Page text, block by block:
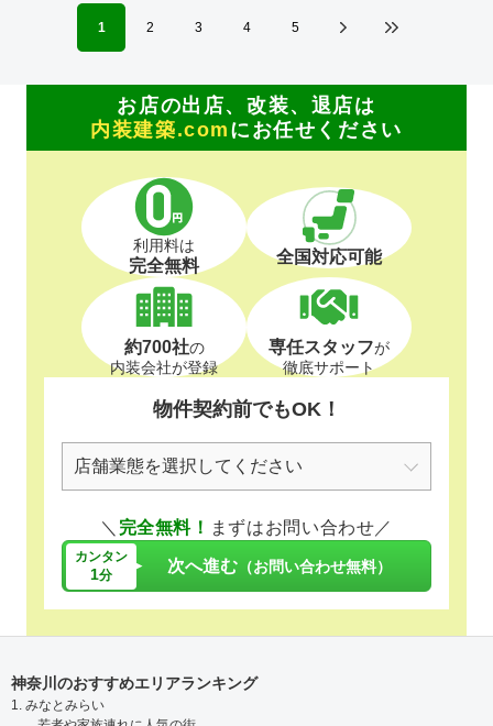
1 2 3 4 5
お店の出店、改装、退店は
内装建築.com にお任せください
利用料は
完全無料 全国対応可能
約700社の
内装会社が登録
専任スタッフが
徹底サポート
物件契約前でもOK！
＼ 完全無料！ まずはお問い合わせ／
カンタン
1分 次へ進む （お問い合わせ無料）
神奈川のおすすめエリアランキング
1. みなとみらい